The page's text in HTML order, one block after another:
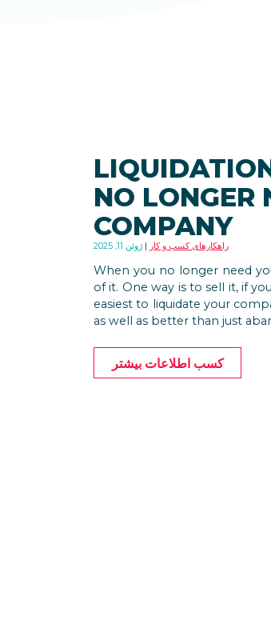
NO LONGER
COMPANY
ژوئن 11, 2025 راهکارهای کسب و کار
When you no longer need
of it. One way is to sell it, if
easiest to liquidate your
as well as better than just
کسب اطلاعات بیشتر